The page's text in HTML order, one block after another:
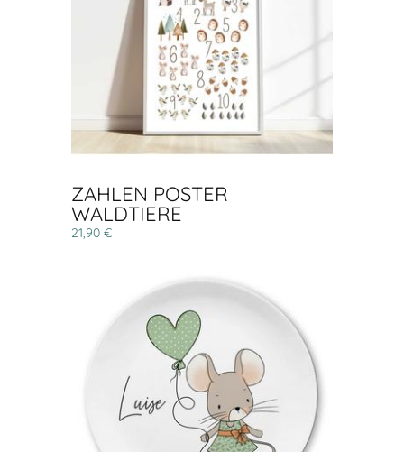
ZAHLEN POSTER
WALDTIERE
21,90 €